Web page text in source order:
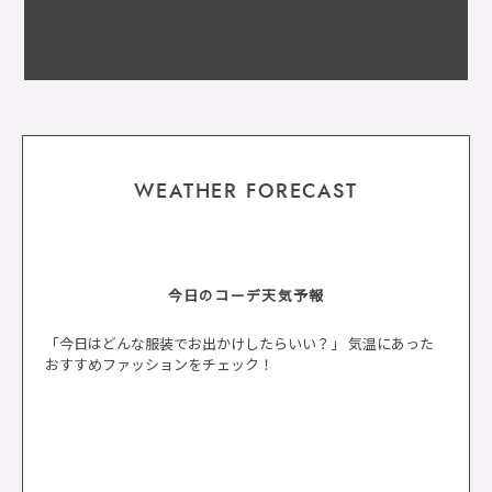
WEATHER FORECAST
今日のコーデ天気予報
「今日はどんな服装でお出かけしたらいい？」 気温にあった
おすすめファッションをチェック！